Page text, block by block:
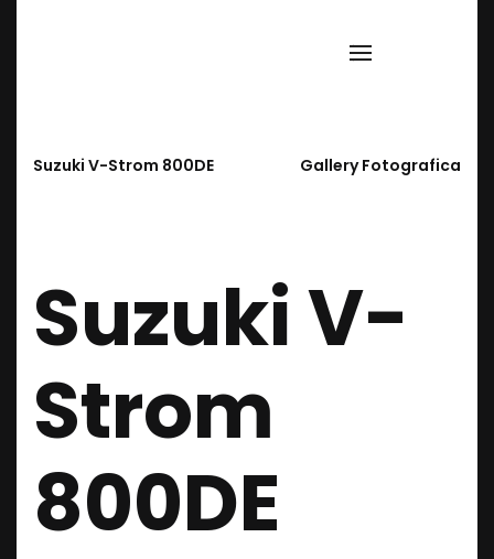
Suzuki V-Strom 800DE Gallery Fotografica
Suzuki V-
Strom
800DE